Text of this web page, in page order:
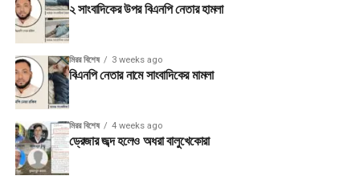
২ সাংবাদিকের উপর বিএনপি নেতার হামলা
মিরর বিশেষ 3 weeks ago
বিএনপি নেতার নামে সাংবাদিকের মামলা
মিরর বিশেষ 4 weeks ago
ড্রেজার জব্দ হলেও অধরা বালুখেকোরা